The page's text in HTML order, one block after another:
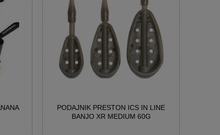
PODAJNIK PRESTON ICS IN LINE
BANJO XR MEDIUM 60G